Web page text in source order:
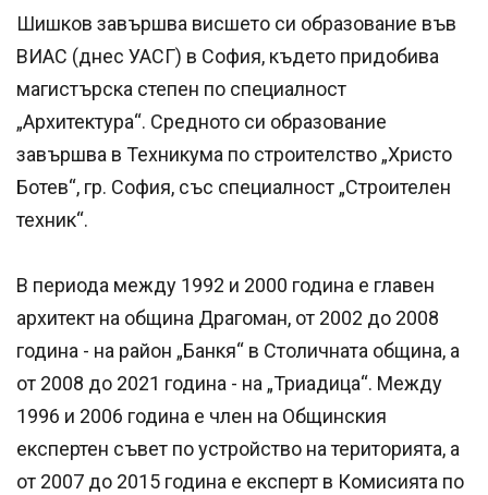
Шишков завършва висшето си образование във
ВИАС (днес УАСГ) в София, където придобива
магистърска степен по специалност
„Архитектура“. Средното си образование
завършва в Техникума по строителство „Христо
Ботев“, гр. София, със специалност „Строителен
техник“.
В периода между 1992 и 2000 година е главен
архитект на община Драгоман, от 2002 до 2008
година - на район „Банкя“ в Столичната община, а
от 2008 до 2021 година - на „Триадица“. Между
1996 и 2006 година e член на Общинския
експертен съвет по устройство на територията, а
от 2007 до 2015 година е експерт в Комисията по